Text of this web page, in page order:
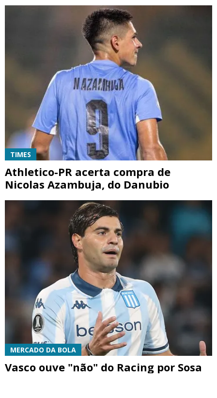
TIMES
Athletico-PR acerta compra de
Nicolas Azambuja, do Danubio
MERCADO DA BOLA
Vasco ouve "não" do Racing por Sosa